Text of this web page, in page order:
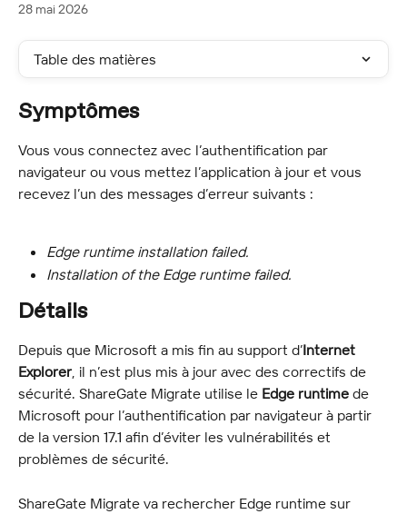
28 mai 2026
Table des matières
Symptômes
Vous vous connectez avec l’authentification par
navigateur ou vous mettez l’application à jour et vous
recevez l’un des messages d’erreur suivants :
Edge runtime installation failed.
Installation of the Edge runtime failed.
Détails
Depuis que Microsoft a mis fin au support d’Internet
Explorer, il n’est plus mis à jour avec des correctifs de
sécurité. ShareGate Migrate utilise le Edge runtime de
Microsoft pour l’authentification par navigateur à partir
de la version 17.1 afin d’éviter les vulnérabilités et
problèmes de sécurité.
ShareGate Migrate va rechercher Edge runtime sur